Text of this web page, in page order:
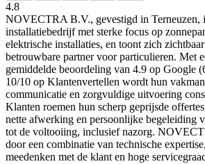
4.8
NOVECTRA B.V., gevestigd in Terneuzen,
installatiebedrijf met sterke focus op
elektrische installaties, en toont zich
betrouwbare partner voor particulieren. Met
gemiddelde beoordeling van 4.9 op Google
10/10 op Klantenvertellen wordt hun
communicatie en zorgvuldige uitvoering
Klanten roemen hun scherp geprijsde
nette afwerking en persoonlijke begeleiding
tot de voltooiing, inclusief nazorg.
door een combinatie van technische
meedenken met de klant en hoge